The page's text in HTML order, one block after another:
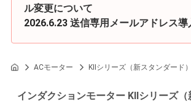
ル変更について
2026.6.23 送信専用メールアドレス
ACモーター KIIシリーズ（新スタンダード）
インダクションモーター KIIシリーズ